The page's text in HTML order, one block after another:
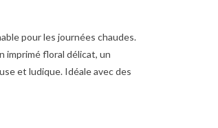
pour les journées chaudes.
imprimé floral délicat, un
et ludique. Idéale avec des